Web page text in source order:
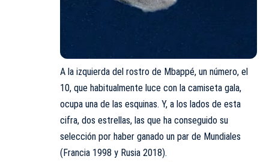
A la izquierda del rostro de Mbappé, un número, el
10, que habitualmente luce con la camiseta gala,
ocupa una de las esquinas. Y, a los lados de esta
cifra, dos estrellas, las que ha conseguido su
selección por haber ganado un par de Mundiales
(Francia 1998 y Rusia 2018).